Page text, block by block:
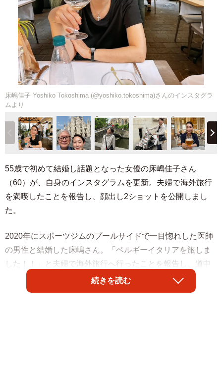
床嶋佳子 Yoshiko Tokoshima (@yoshiko.tokoshima)さんのインスタグラ
ムより
55歳で初めて結婚し話題となった女優の床嶋佳子さん
（60）が、自身のインスタグラムを更新。夫婦で海外旅行
を満喫したことを報告し、顔出し2ショットを公開しまし
た。
2020年にスポーツジムのプールサイドで一目惚れした医師
の男性と結婚した床嶋さん。「ベルギーイタリアを旅しま
した！！」と夫婦で海外旅行へ行ったことを報告し、道中
の写真を複数枚アップ。お酒を片手に食事を楽しむ姿や、
酒瓶の柄がびっしりとプリントされた特殊なバイクと一緒
続きを読む